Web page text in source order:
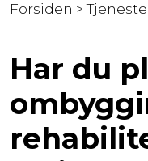
Forsiden >
Har du